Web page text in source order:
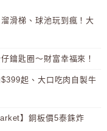
滑梯、球池玩到瘋！大
鑰匙圈～財富幸福來！
起、大口吃肉自製牛
】銅板價5泰銖炸